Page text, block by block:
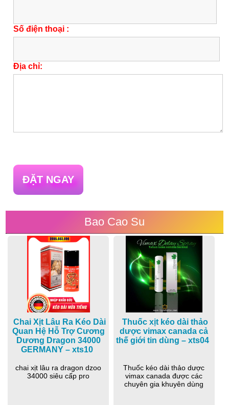
Số điện thoại :
Địa chỉ:
ĐẶT NGAY
Bao Cao Su
Chai Xịt Lâu Ra Kéo Dài
Quan Hệ Hỗ Trợ Cương
Dương Dragon 34000
GERMANY – xts10
chai xịt lâu ra dragon dzoo
34000 siêu cấp pro
Thuốc xịt kéo dài thảo
dược vimax canada cả
thế giới tin dùng – xts04
Thuốc kéo dài thảo dược
vimax canada được các
chuyên gia khuyên dùng